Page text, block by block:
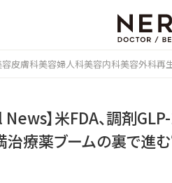
容皮膚科美容婦人科美容内科美容外科再
News】米FDA、調剤
療薬ブームの裏で進む